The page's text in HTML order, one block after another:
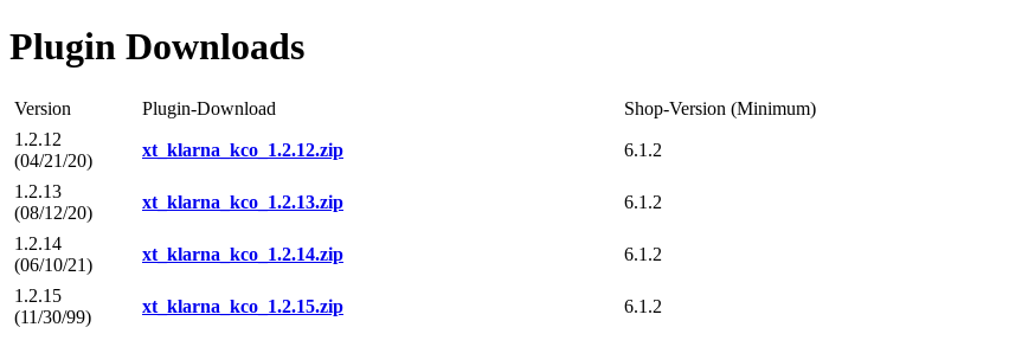
Plugin Downloads
Version Plugin-Download Shop-Version (Minimum)
1.2.12
(04/21/20)
xt_klarna_kco_1.2.12.zip 6.1.2
1.2.13
(08/12/20)
xt_klarna_kco_1.2.13.zip 6.1.2
1.2.14
(06/10/21)
xt_klarna_kco_1.2.14.zip 6.1.2
1.2.15
(11/30/99)
xt_klarna_kco_1.2.15.zip 6.1.2